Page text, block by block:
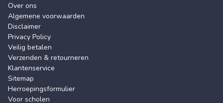
Over ons
Algemene voorwaarden
Disclaimer
Privacy Policy
Veilig betalen
Verzenden & retourneren
Klantenservice
Sitemap
Herroepingsformulier
Voor scholen